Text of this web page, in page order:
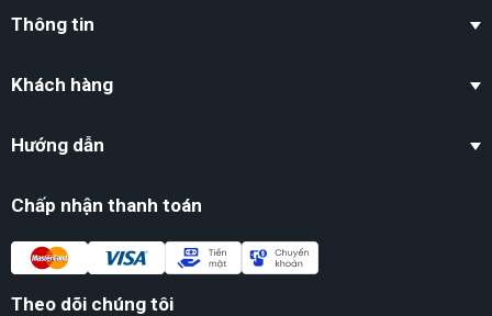
mỹ, tăng cường năng lượng Mộc trong bố cục
✅ Tư vấn chọn hướng – chọn vị trí đặt linh vật
hợp mệnh
cầu và truyền thống
✅ Cam kết
ngọc thiên nhiên 100%
Thông tin
Khách hàng
Hướng dẫn
Chấp nhận thanh toán
Theo dõi chúng tôi